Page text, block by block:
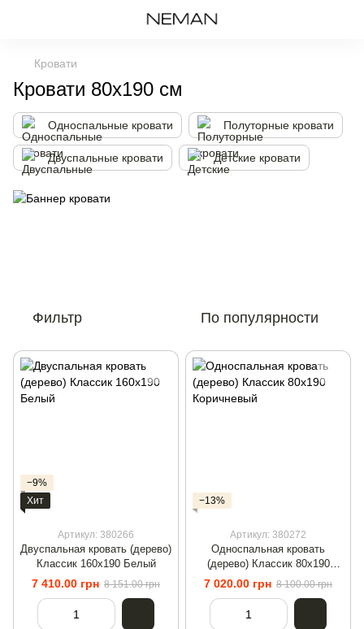
Кровати
Кровати 80х190 см
Односпальные кровати Полуторные кровати
Двуспальные кровати Детские кровати
Фильтр По популярности
−9%
Хит
Артикул: 380266
Двуспальная кровать (дерево)
Классик 160х190 Белый
7 410.00 грн 8 151.00 грн
−13%
Артикул: 380272
Односпальная кровать
(дерево) Классик 80х190
Коричневый
7 020.00 грн 8 100.00 грн